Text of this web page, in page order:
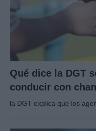
Qué dice la DGT
conducir con
la DGT explica que los